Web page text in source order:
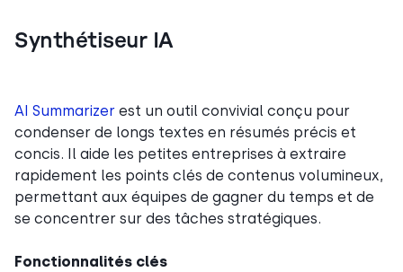
Synthétiseur IA
AI Summarizer est un outil convivial conçu pour
condenser de longs textes en résumés précis et
concis. Il aide les petites entreprises à extraire
rapidement les points clés de contenus volumineux,
permettant aux équipes de gagner du temps et de
se concentrer sur des tâches stratégiques.
Fonctionnalités clés